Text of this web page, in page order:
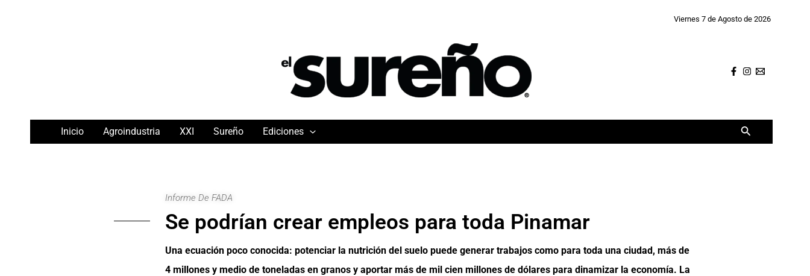
Viernes 7 de Agosto de 2026
Inicio Agroindustria XXI Sureño Ediciones Buscar
Informe De FADA
Se podrían crear empleos para toda Pinamar
Una ecuación poco conocida: potenciar la nutrición del suelo puede generar trabajos como para toda una ciudad, más de
4 millones y medio de toneladas en granos y aportar más de mil cien millones de dólares para dinamizar la economía. La